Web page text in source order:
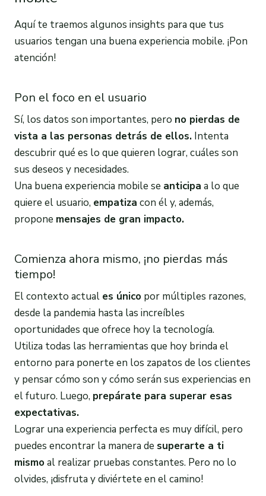
Aquí te traemos algunos insights para que tus
usuarios tengan una buena experiencia mobile. ¡Pon
atención!
Pon el foco en el usuario
Sí, los datos son importantes, pero no pierdas de
vista a las personas detrás de ellos. Intenta
descubrir qué es lo que quieren lograr, cuáles son
sus deseos y necesidades.
Una buena experiencia mobile se anticipa a lo que
quiere el usuario, empatiza con él y, además,
propone mensajes de gran impacto.
Comienza ahora mismo, ¡no pierdas más
tiempo!
El contexto actual es único por múltiples razones,
desde la pandemia hasta las increíbles
oportunidades que ofrece hoy la tecnología.
Utiliza todas las herramientas que hoy brinda el
entorno para ponerte en los zapatos de los clientes
y pensar cómo son y cómo serán sus experiencias en
el futuro. Luego, prepárate para superar esas
expectativas.
Lograr una experiencia perfecta es muy difícil, pero
puedes encontrar la manera de superarte a ti
mismoal realizar pruebas constantes. Pero no lo
olvides, ¡disfruta y diviértete en el camino!